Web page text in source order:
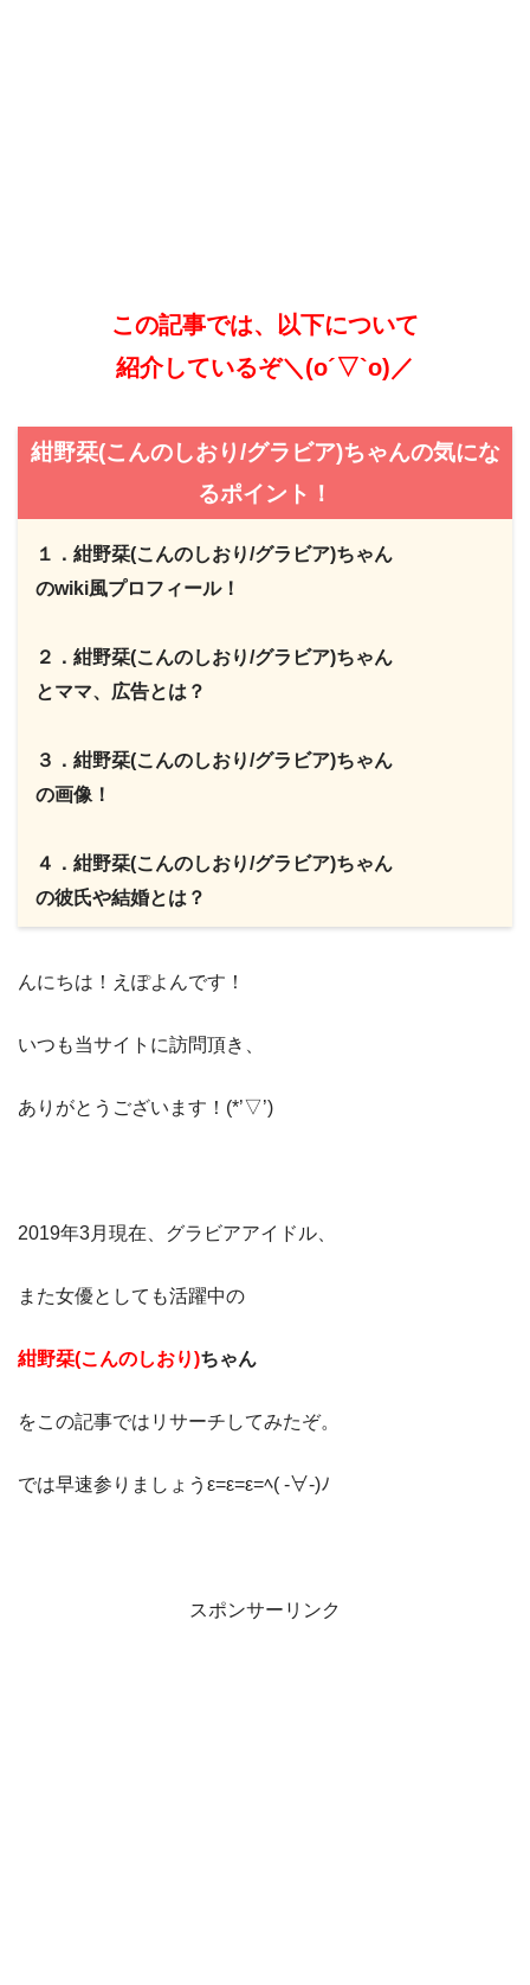
この記事では、以下について
紹介しているぞ＼(o´▽`o)／
紺野栞(こんのしおり/グラビア)ちゃんの気にな
るポイント！
１．紺野栞(こんのしおり/グラビア)ちゃん
のwiki風プロフィール！
２．紺野栞(こんのしおり/グラビア)ちゃん
とママ、広告とは？
３．紺野栞(こんのしおり/グラビア)ちゃん
の画像！
４．紺野栞(こんのしおり/グラビア)ちゃん
の彼氏や結婚とは？
んにちは！えぽよんです！​
いつも当サイト​に訪問頂き、
​ありがとうございます！(*’▽’)​​
2019年3月現在、グラビアアイドル、
また女優としても活躍中の
紺野栞(こんのしおり)ちゃん
をこの記事ではリサーチしてみたぞ。
では早速参りましょうε=ε=ε=ﾍ( -∀-)ﾉ
スポンサーリンク